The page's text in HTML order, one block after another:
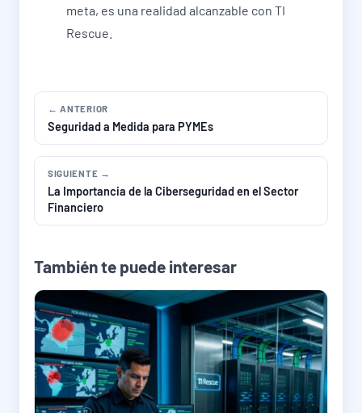
meta, es una realidad alcanzable con TI
Rescue.
← ANTERIOR
Seguridad a Medida para PYMEs
SIGUIENTE →
La Importancia de la Ciberseguridad en el Sector
Financiero
También te puede interesar